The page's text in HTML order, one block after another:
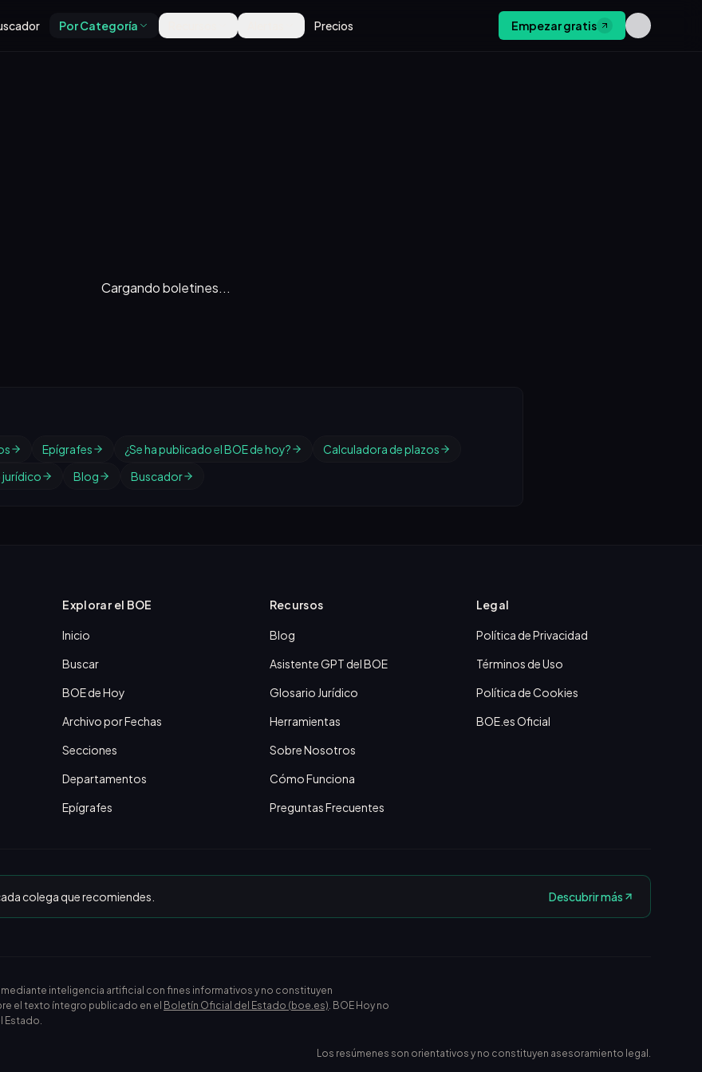
Por Categoría Precios Empezar gratis
Cargando boletines...
Epígrafes ¿Se ha publicado el BOE de hoy?
Calculadora de plazos
Blog Buscador
Explorar el BOE
Inicio
Buscar
BOE de Hoy
Archivo por Fechas
Secciones
Departamentos
Epígrafes
Recursos
Blog
Asistente GPT del BOE
Glosario Jurídico
Herramientas
Sobre Nosotros
Cómo Funciona
Preguntas Frecuentes
Legal
Política de Privacidad
Términos de Uso
Política de Cookies
BOE.es Oficial
colega que recomiendes. Descubrir más
inteligencia artificial con fines informativos y no constituyen
el texto íntegro publicado en el Boletín Oficial del Estado (boe.es). BOE Hoy no
Estado.
Los resúmenes son orientativos y no constituyen asesoramiento legal.